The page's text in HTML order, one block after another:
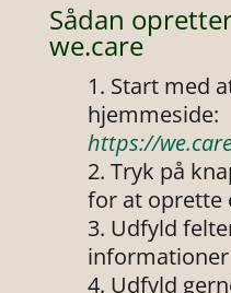
Sådan
we.care
Start med
hjemmeside:
https://
Tryk på
for at oprette
Udfyld
informationer
Udfyld